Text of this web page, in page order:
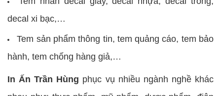
decal xi bạc,…
Tem sản phẩm thông tin, tem quảng cáo, tem bảo
hành, tem chống hàng giả,…
In Ấn Trần Hùng phục vụ nhiều ngành nghề khác